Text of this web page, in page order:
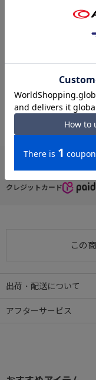
スーツケースなどのプ
グのふらつきを防ぎま
●ショルダーベルト付き
着脱及び長さ調節可能
【外装ポケット】
→クッション入りマチ
・背面ファスナーポケ
・サイドポケット×2
・ボトルホルダー×1
クレジットカード
この
出荷・配送について
アフターサービス
#カジュアル ファスナーポ
#ボストンバッグ ファスナ
#カジュアル オープンポケッ
#セットアップ機能 フロント
#カジュアル PROGRES #